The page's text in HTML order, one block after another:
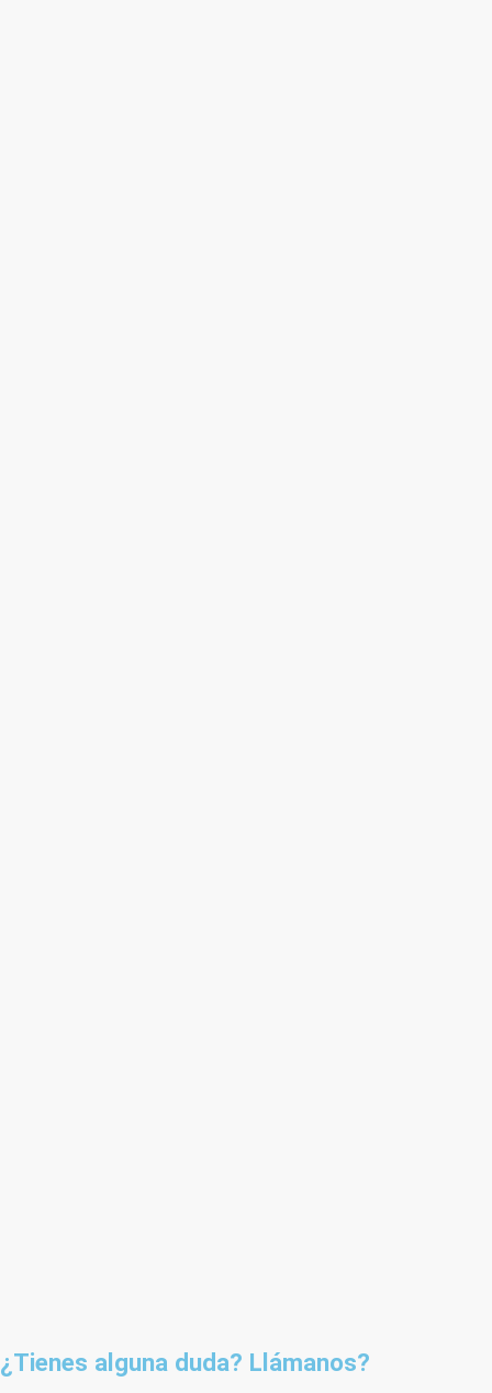
¿Tienes alguna duda? Llámanos?